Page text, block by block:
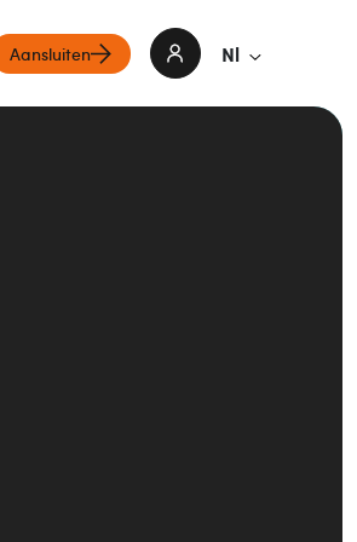
Aansluiten Nl